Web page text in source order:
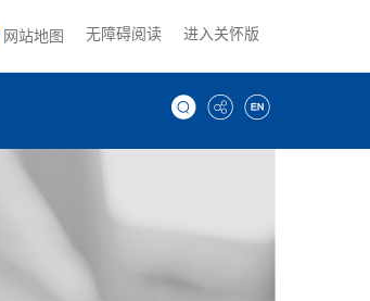
网站地图 无障碍阅读 进入关怀版